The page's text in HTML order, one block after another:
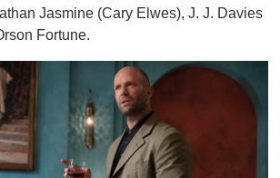
Jasmine (Cary Elwes), J. J. Davies
Fortune.